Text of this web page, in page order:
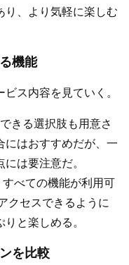
、より気軽に楽しむ
機能
ス内容を見ていく。
きる選択肢も用意さ
はおすすめだが、一
は要注意だ。
べての機能が利用可
クセスできるように
と楽しめる。
を比較